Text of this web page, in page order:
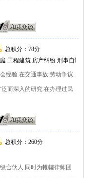
总积分：78分
工程建筑 房产纠纷 刑事自诉 工商查
经验.在交通事故.劳动争议.
而深入的研究.在办理过民
总积分：260分
合伙人.同时为帷幄律师团